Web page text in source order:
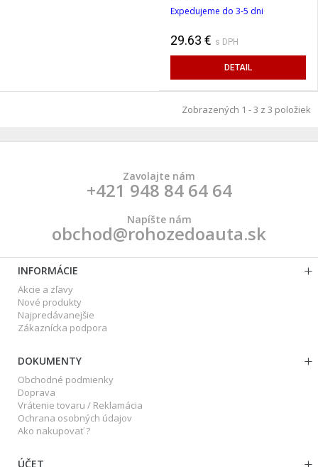
Expedujeme do 3-5 dni
29.63 € s DPH
DETAIL
Zobrazených 1 - 3 z 3 položiek
Zavolajte nám
+421 948 84 64 64
Napíšte nám
obchod@rohozedoauta.sk
INFORMÁCIE
Akcie a zľavy
Nové produkty
Najpredávanejšie
Zákaznícka podpora
DOKUMENTY
Obchodné podmienky
Doprava
Vrátenie tovaru / Reklamácia
Ochrana osobných údajov
Ako nakupovať ?
ÚČET